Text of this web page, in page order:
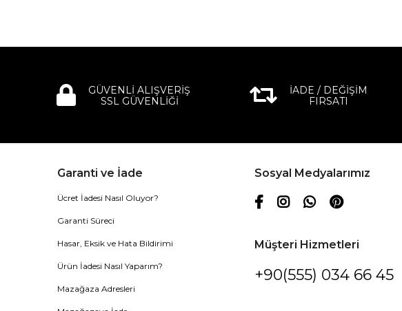
GÜVENLİ ALIŞVERİŞ
SSL GÜVENLİĞİ
İADE / DEĞİŞİM
FIRSATI
Garanti ve İade
Ücret İadesi Nasıl Oluyor?
Garanti Süreci
Hasar, Eksik ve Hata Bildirimi
Ürün İadesi Nasıl Yaparım?
Mazağaza Adresleri
Sosyal Medyalarımız
Müşteri Hizmetleri
+90(555) 034 66 45